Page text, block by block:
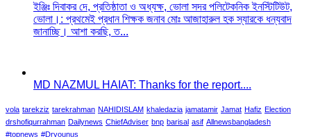
ইঞ্জিঃ দিবাকর দে, প্রতিষ্ঠাতা ও অধ্যক্ষ, ভোলা সদর পলিটেকনিক ইনস্টিটিউট,
ভোলা।: প্রথমেই প্রধান শিক্ষক জনাব মোঃ আজাহারুল হক স্যারকে ধন্যবাদ
জানাচ্ছি। আশা করছি, ত...
MD NAZMUL HAIAT: Thanks for the report....
vola tarekziz tarekrahman NAHIDISLAM khaledazia jamatamir Jamat Hafiz Election
drshofiqurrahman Dailynews ChiefAdviser bnp barisal asif Allnewsbangladesh
#topnews #Dryounus